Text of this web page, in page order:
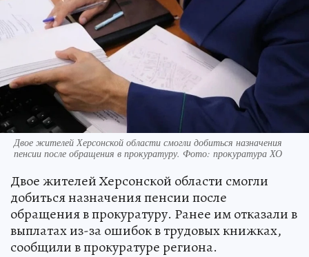
Двое жителей Херсонской области смогли добиться назначения
пенсии после обращения в прокуратуру. Фото: прокуратура ХО
Двое жителей Херсонской области смогли
добиться назначения пенсии после
обращения в прокуратуру. Ранее им отказали в
выплатах из-за ошибок в трудовых книжках,
сообщили в прокуратуре региона.